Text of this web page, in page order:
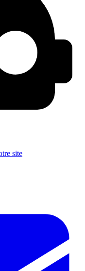
site